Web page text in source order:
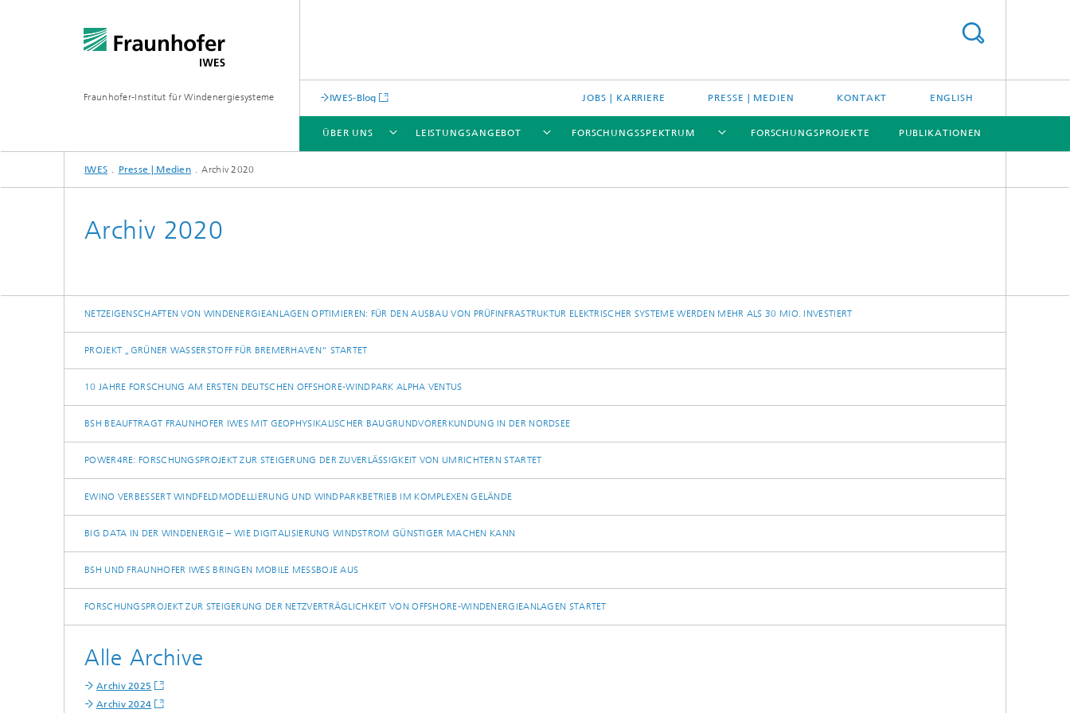
Fraunhofer-Institut für Windenergiesysteme IWES-Blog JOBS | KARRIERE PRESSE | MEDIEN KONTAKT ENGLISH
ÜBER UNS
ÜBER UNS
LEISTUNGSANGEBOT
LEISTUNGSANGEBOT
FORSCHUNGSSPEKTRUM
FORSCHUNGSSPEKTRUM
FORSCHUNGSPROJEKTE PUBLIKATIONEN
IWES Presse | Medien Archiv 2020
Archiv 2020
NETZEIGENSCHAFTEN VON WINDENERGIEANLAGEN OPTIMIEREN: FÜR DEN AUSBAU VON PRÜFINFRASTRUKTUR ELEKTRISCHER SYSTEME WERDEN MEHR ALS 30 MIO. INVESTIERT
PROJEKT „GRÜNER WASSERSTOFF FÜR BREMERHAVEN“ STARTET
10 JAHRE FORSCHUNG AM ERSTEN DEUTSCHEN OFFSHORE-WINDPARK ALPHA VENTUS
BSH BEAUFTRAGT FRAUNHOFER IWES MIT GEOPHYSIKALISCHER BAUGRUNDVORERKUNDUNG IN DER NORDSEE
POWER4RE: FORSCHUNGSPROJEKT ZUR STEIGERUNG DER ZUVERLÄSSIGKEIT VON UMRICHTERN STARTET
EWINO VERBESSERT WINDFELDMODELLIERUNG UND WINDPARKBETRIEB IM KOMPLEXEN GELÄNDE
BIG DATA IN DER WINDENERGIE – WIE DIGITALISIERUNG WINDSTROM GÜNSTIGER MACHEN KANN
BSH UND FRAUNHOFER IWES BRINGEN MOBILE MESSBOJE AUS
FORSCHUNGSPROJEKT ZUR STEIGERUNG DER NETZVERTRÄGLICHKEIT VON OFFSHORE-WINDENERGIEANLAGEN STARTET
Alle Archive
Archiv 2025
Archiv 2024